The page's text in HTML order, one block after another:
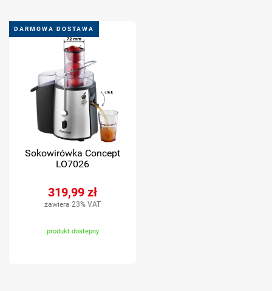
Sokowirówka Concept
LO7026
319,99 zł
zawiera 23% VAT
produkt dostepny
DARMOWA DOSTAWA